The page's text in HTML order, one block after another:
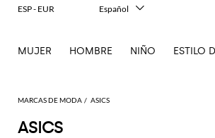
MARCAS DE MODA ASICS
ASICS
MUJER HOMBRE NIÑO ESTILO
ESP - EUR
Español
Français
日本語